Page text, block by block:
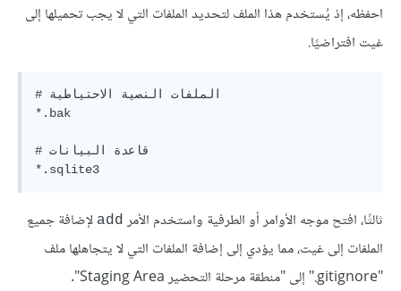
احفظه، إذ يُستخدم هذا الملف لتحديد الملفات التي لا يجب تحميلها إلى
غيت افتراضيًا.
# الملفات النصية الاحتياطية
*.bak
# قاعدة البيانات
ثالثًا، افتح موجه الأوامر أو الطرفية واستخدم الأمر add لإضافة جميع
الملفات إلى غيت، مما يؤدي إلى إضافة الملفات التي لا يتجاهلها ملف
"‎.gitignore" إلى "منطقة مرحلة التحضير Staging Area".